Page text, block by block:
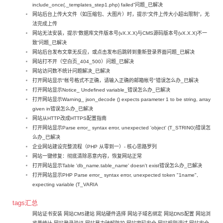
include_once(._templates_step1.php) failed”问题_已解决
网站后台上传大文件（如压缩包、大图片）时，提示“文件上传大小超出限制”，无
法完成上传
网站无法安装，提示“数据库文件版本号(vX.X.X)与CMS源码版本号(vX.X.X)不一
致”问题_已解决
网站后台发布文章无反应，或点击发布后跳转到重新登录界面问题_已解决
网站打不开（空白页_404_500）问题_已解决
网站访问数不统计问题解决_已解决
打开网站显示"帐号格式不正确，请输入正确的邮箱帐号"错误怎么办_已解决
打开网站显示Notice_ Undefined variable_错误怎么办_已解决
打开网站显示Warning_ json_decode () expects parameter 1 to be string, array
given in错误怎么办_已解决
网站从HTTP改成HTTPS配置指南
打开网站显示Parse error_ syntax error, unexpected 'object' (T_STRING)错误怎
么办_已解决
企业网站建设完整流程（PHP 从零到一）- 核心思路罗列
网站一键修复：彻底清除恶意内容，恢复网站正常
打开网站显示Table 'db_name.table_name' doesn't exist错误怎么办_已解决
打开网站显示PHP Parse error_ syntax error, unexpected token "1name",
expecting variable (T_VARIA
tags汇总
网站证书安装 网站CMS建站 网站硬件选择 网站子域名绑定 网站DNS配置 网站浏